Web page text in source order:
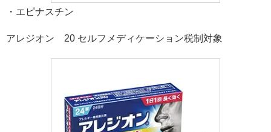
・エピナスチン
アレジオン®20 セルフメディケーション税制対象